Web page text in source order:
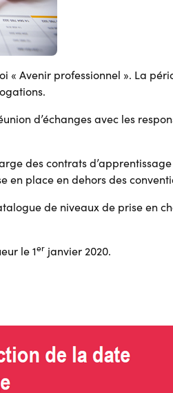
Avenir professionnel ». La
d’échanges avec les
des contrats
place en dehors des
de niveaux de prise en
le 1er janvier 2020.